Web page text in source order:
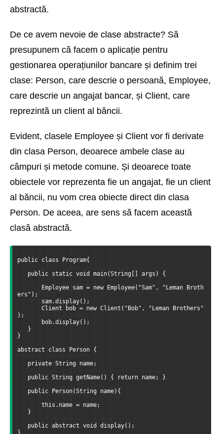
abstractă.
De ce avem nevoie de clase abstracte? Să
presupunem că facem o aplicație pentru
gestionarea operațiunilor bancare și definim trei
clase: Person, care descrie o persoană, Employee,
care descrie un angajat bancar, și Client, care
reprezintă un client al băncii.
Evident, clasele Employee și Client vor fi derivate
din clasa Person, deoarece ambele clase au
câmpuri și metode comune. Și deoarece toate
obiectele vor reprezenta fie un angajat, fie un client
al băncii, nu vom crea obiecte direct din clasa
Person. De aceea, are sens să facem această
clasă abstractă.
public class Program{
public static void main(String[] args) {
Employee sam = new Employee("Sam", "Leman Broth
ers");
sam.display();
Client bob = new Client("Bob", "Leman Brothers"
);
bob.display();
}
}
abstract class Person {
private String name;
public String getName() { return name; }
public Person(String name){
this.name = name;
}
public abstract void display();